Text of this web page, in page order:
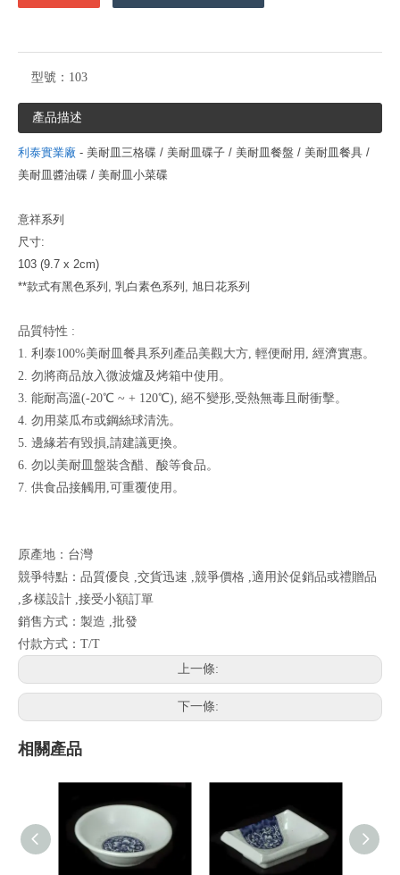
型號： 103
產品描述
利泰實業廠 - 美耐皿三格碟 / 美耐皿碟子 / 美耐皿餐盤 / 美耐皿餐具 /
美耐皿醬油碟 / 美耐皿小菜碟
意祥系列
尺寸:
103 (9.7 x 2cm)
**款式有黑色系列, 乳白素色系列 , 旭日花系列
品質特性 :
1. 利泰100%美耐皿餐具系列產品美觀大方, 輕便耐用, 經濟實惠。
2. 勿將商品放入微波爐及烤箱中使用。
3. 能耐高溫(-20℃ ~ + 120℃), 絕不變形,受熱無毒且耐衝擊。
4. 勿用菜瓜布或鋼絲球清洗。
5. 邊緣若有毀損,請建議更換。
6. 勿以美耐皿盤裝含醋、酸等食品。
7. 供食品接觸用,可重覆使用。
原產地：台灣
競爭特點：品質優良 ,交貨迅速 ,競爭價格 ,適用於促銷品或禮贈品
,多樣設計 ,接受小額訂單
銷售方式：製造 ,批發
付款方式：T/T
上一條:
下一條:
相關產品